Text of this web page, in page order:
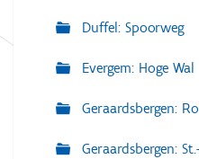
Duffel: Spoorweg
Evergem: Hoge Wal
Geraardsbergen:
Geraardsbergen: